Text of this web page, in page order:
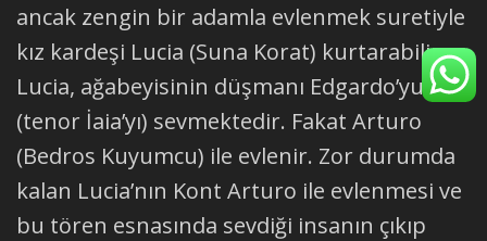
ancak zengin bir adamla evlenmek suretiyle
kız kardeşi Lucia (Suna Korat) kurtarabilir.
Lucia, ağabeyisinin düşmanı Edgardo’yu
(tenor İaia’yı) sevmektedir. Fakat Arturo
(Bedros Kuyumcu) ile evlenir. Zor durumda
kalan Lucia’nın Kont Arturo ile evlenmesi ve
bu tören esnasında sevdiği insanın çıkıp